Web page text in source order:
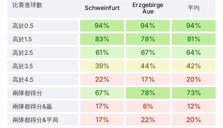
比賽進球數 Schweinfurt
Erzgebirge
Aue
平均
高於0.5 94% 94% 94%
高於1.5 83% 78% 81%
高於2.5 61% 67% 64%
高於3.5 39% 44% 42%
高於4.5 22% 17% 20%
兩隊都得分 67% 78% 73%
兩隊都得分&贏 17% 6% 12%
兩隊都得分&平局 17% 22% 20%